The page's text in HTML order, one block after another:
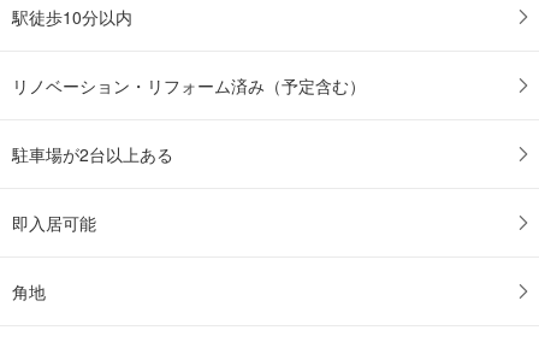
駅徒歩10分以内
リノベーション・リフォーム済み（予定含む）
駐車場が2台以上ある
即入居可能
角地